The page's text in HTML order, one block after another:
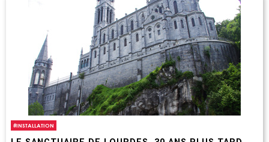
#INSTALLATION